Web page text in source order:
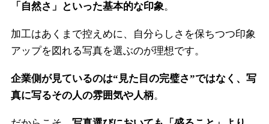
「自然さ」といった基本的な印象。
加工はあくまで控えめに、自分らしさを保ちつつ印象
アップを図れる写真を選ぶのが理想です。
企業側が見ているのは“見た目の完璧さ”ではなく、写
真に写るその人の雰囲気や人柄。